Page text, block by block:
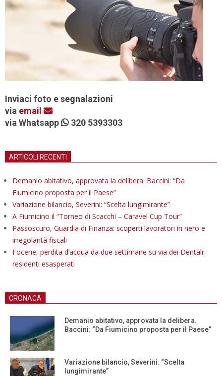
Inviaci foto e segnalazioni
via email
via Whatsapp
320 5393303
ARTICOLI RECENTI
Demanio abitativo, approvata la delibera. Baccini: “Da
Fiumicino proposta per il Paese”
Variazione bilancio, Severini: “Scelta lungimirante”
A Fiumicino il “Torneo di Scacchi – Caravel Cup Tour”
Passoscuro, Guardia di Finanza: scoperti lavoratori in nero e
irregolarità fiscali
Focene, perdita d’acqua da due settimane su via dei Dentali:
residenti esasperati
CRONACA
Demanio abitativo, approvata la delibera.
Baccini: “Da Fiumicino proposta per il Paese”
Variazione bilancio, Severini: “Scelta
lungimirante”